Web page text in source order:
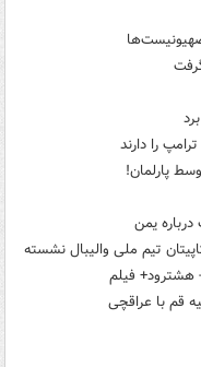
را دارند
پارلمان!
یمن
تیم ملی والیبال نشسته
هشترود+ فیلم
قم با عراقچی